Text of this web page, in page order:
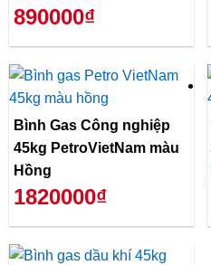
890000₫
Bình Gas Công nghiệp
45kg PetroVietNam màu
Hồng
1820000₫